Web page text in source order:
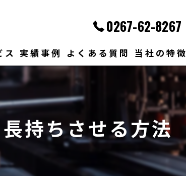
0267-62-8267
ス 実績事例 よくある質問 当社の特徴
ベアリング
大型
メンテナンス
持ちさせる方法